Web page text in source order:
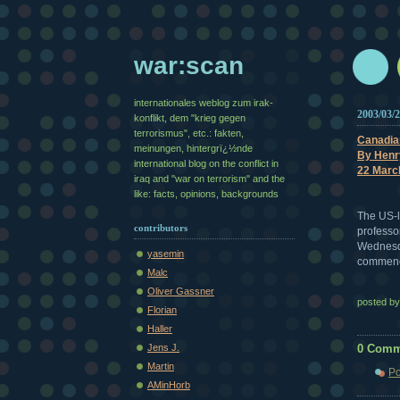
2003/03/
By
22
The
posted
0
war:scan
internationales weblog zum irak-
konflikt, dem "krieg gegen
terrorismus", etc.: fakten,
meinungen, hintergrï¿½nde
international blog on the conflict in
iraq and "war on terrorism" and the
like: facts, opinions, backgrounds
contributors
yasemin
Malc
Oliver Gassner
Florian
Haller
Jens J.
Martin
AMinHorb